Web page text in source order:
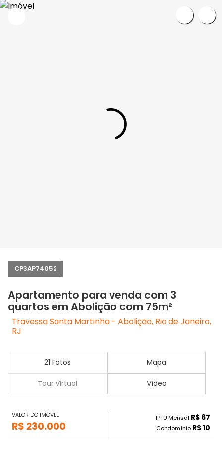
CP3AP74052
Apartamento para venda com 3
quartos em Abolição com 75m²
Travessa Santa Martinha - Abolição, Rio de Janeiro,
RJ
21 Fotos Mapa
Tour Virtual Vídeo
VALOR DO IMÓVEL
R$ 230.000
IPTU Mensal R$ 67
Condomínio R$ 10